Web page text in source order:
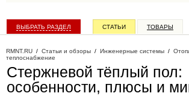
ВЫБРАТЬ РАЗДЕЛ СТАТЬИ ТОВАРЫ
RMNT.RU / Статьи и обзоры / Инженерные системы /
теплоснабжение
Стержневой тёплый пол:
особенности, плюсы и